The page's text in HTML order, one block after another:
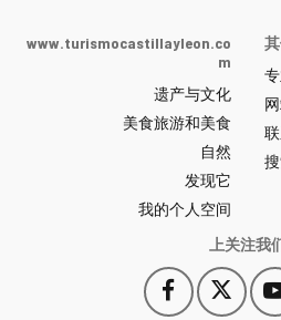
y
León
网
站
门
户
-
www.turismocastillayleon.co
m
遗产与文化
美食旅游和美食
自然
发现它
我的个人空间
上关注我
Facebook
此
此